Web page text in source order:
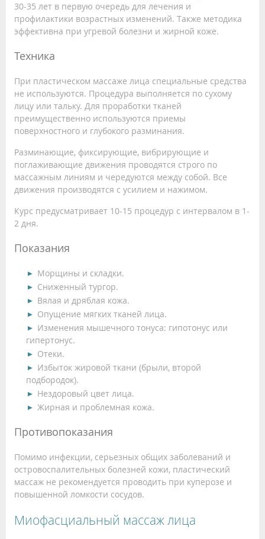
30-35 лет в первую очередь для лечения и
профилактики возрастных изменений. Также методика
эффективна при угревой болезни и жирной коже.
Техника
При пластическом массаже лица специальные средства
не используются. Процедура выполняется по сухому
лицу или тальку. Для проработки тканей
преимущественно используются приемы
поверхностного и глубокого разминания.
Разминающие, фиксирующие, вибрирующие и
поглаживающие движения проводятся строго по
массажным линиям и чередуются между собой. Все
движения производятся с усилием и нажимом.
Курс предусматривает 10-15 процедур с интервалом в 1-
2 дня.
Показания
Морщины и складки.
Сниженный тургор.
Вялая и дряблая кожа.
Опущение мягких тканей лица.
Изменения мышечного тонуса: гипотонус или
гипертонус.
Отеки.
Избыток жировой ткани (брыли, второй
подбородок).
Нездоровый цвет лица.
Жирная и проблемная кожа.
Противопоказания
Помимо инфекции, серьезных общих заболеваний и
островоспалительных болезней кожи, пластический
массаж не рекомендуется проводить при куперозе и
повышенной ломкости сосудов.
Миофасциальный массаж лица